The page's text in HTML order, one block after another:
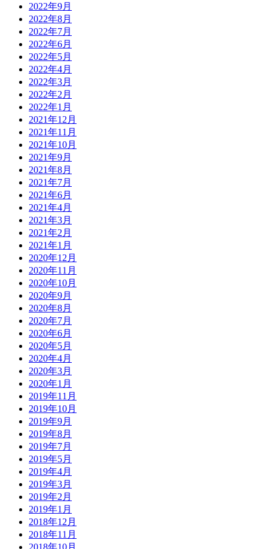
2022年9月
2022年8月
2022年7月
2022年6月
2022年5月
2022年4月
2022年3月
2022年2月
2022年1月
2021年12月
2021年11月
2021年10月
2021年9月
2021年8月
2021年7月
2021年6月
2021年4月
2021年3月
2021年2月
2021年1月
2020年12月
2020年11月
2020年10月
2020年9月
2020年8月
2020年7月
2020年6月
2020年5月
2020年4月
2020年3月
2020年1月
2019年11月
2019年10月
2019年9月
2019年8月
2019年7月
2019年5月
2019年4月
2019年3月
2019年2月
2019年1月
2018年12月
2018年11月